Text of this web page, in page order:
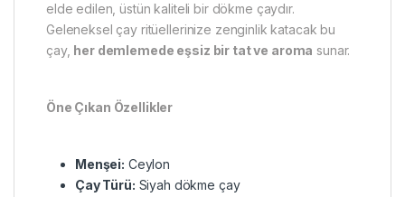
elde edilen, üstün kaliteli bir dökme çaydır.
Geleneksel çay ritüellerinize zenginlik katacak bu
çay, her demlemede eşsiz bir tat ve aroma sunar.
Öne Çıkan Özellikler
Menşei: Ceylon
Çay Türü: Siyah dökme çay